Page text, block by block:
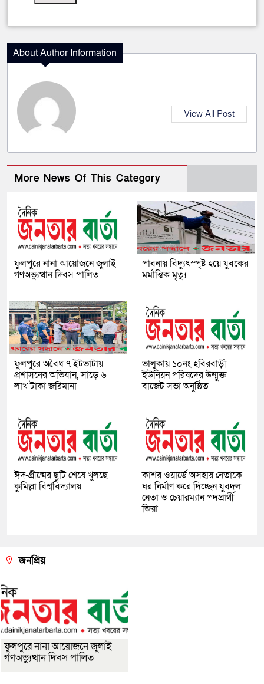
About Author Information
View All Post
More News Of This Category
ফুলপুরে নানা আয়োজনে জুলাই
গণঅভ্যুত্থান দিবস পালিত
পাবনায় বিদ্যুৎস্পৃষ্ট হয়ে যুব‌কের
মর্মান্তিক মৃত্যু
ফুলপুরে অবৈধ ৭ ইটভাটায়
প্রশাসনের অভিযান, সাড়ে ৬
লাখ টাকা জরিমানা
ভালুকায় ১০নং হবিরবাড়ী
ইউনিয়ন পরিষদের উন্মুক্ত
বাজেট সভা অনুষ্ঠিত
ঈদ-গ্রীষ্মের ছুটি শেষে খুলছে
কুমিল্লা বিশ্ববিদ্যালয়
কাশর ওয়ার্ডে অসহায় নেতাকে
ঘর নির্মাণ করে দিচ্ছেন যুবদল
নেতা ও চেয়ারম্যান পদপ্রার্থী
জিয়া
জনপ্রিয়
ফুলপুরে নানা আয়োজনে জুলাই
গণঅভ্যুত্থান দিবস পালিত